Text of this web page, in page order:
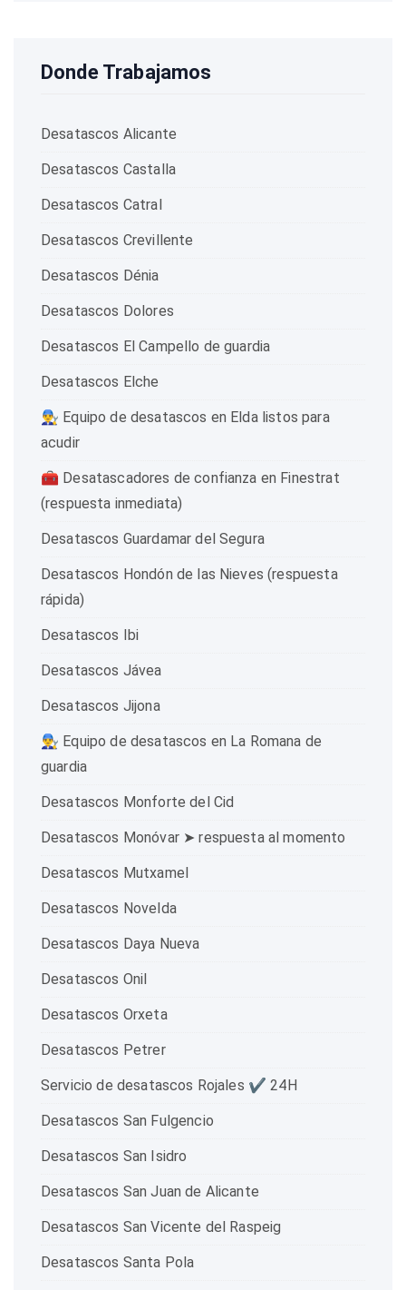
Donde Trabajamos
Desatascos Alicante
Desatascos Castalla
Desatascos Catral
Desatascos Crevillente
Desatascos Dénia
Desatascos Dolores
Desatascos El Campello de guardia
Desatascos Elche
👨‍🔧 Equipo de desatascos en Elda listos para
acudir
🧰 Desatascadores de confianza en Finestrat
(respuesta inmediata)
Desatascos Guardamar del Segura
Desatascos Hondón de las Nieves (respuesta
rápida)
Desatascos Ibi
Desatascos Jávea
Desatascos Jijona
👨‍🔧 Equipo de desatascos en La Romana de
guardia
Desatascos Monforte del Cid
Desatascos Monóvar ➤ respuesta al momento
Desatascos Mutxamel
Desatascos Novelda
Desatascos Daya Nueva
Desatascos Onil
Desatascos Orxeta
Desatascos Petrer
Servicio de desatascos Rojales ✔️ 24H
Desatascos San Fulgencio
Desatascos San Isidro
Desatascos San Juan de Alicante
Desatascos San Vicente del Raspeig
Desatascos Santa Pola